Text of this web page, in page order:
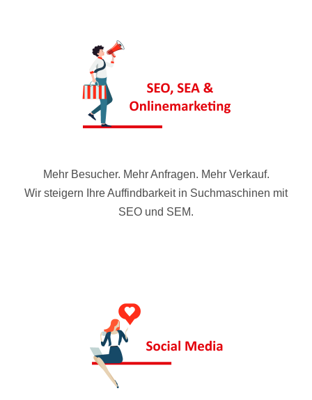
Mehr Besucher. Mehr Anfragen. Mehr Verkauf.
Wir steigern Ihre Auffindbarkeit in Suchmaschinen mit
SEO und SEM.